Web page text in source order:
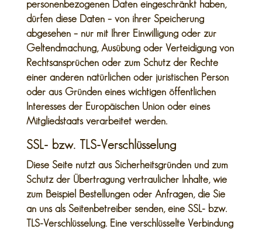
personenbezogenen Daten eingeschränkt haben,
dürfen diese Daten – von ihrer Speicherung
abgesehen – nur mit Ihrer Einwilligung oder zur
Geltendmachung, Ausübung oder Verteidigung von
Rechtsansprüchen oder zum Schutz der Rechte
einer anderen natürlichen oder juristischen Person
oder aus Gründen eines wichtigen öffentlichen
Interesses der Europäischen Union oder eines
Mitgliedstaats verarbeitet werden.
SSL- bzw. TLS-Verschlüsselung
Diese Seite nutzt aus Sicherheitsgründen und zum
Schutz der Übertragung vertraulicher Inhalte, wie
zum Beispiel Bestellungen oder Anfragen, die Sie
an uns als Seitenbetreiber senden, eine SSL- bzw.
TLS-Verschlüsselung. Eine verschlüsselte Verbindung